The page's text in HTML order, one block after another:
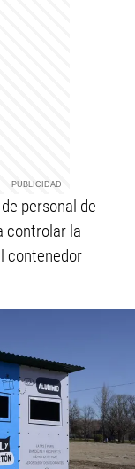
personal de
controlar la
contenedor